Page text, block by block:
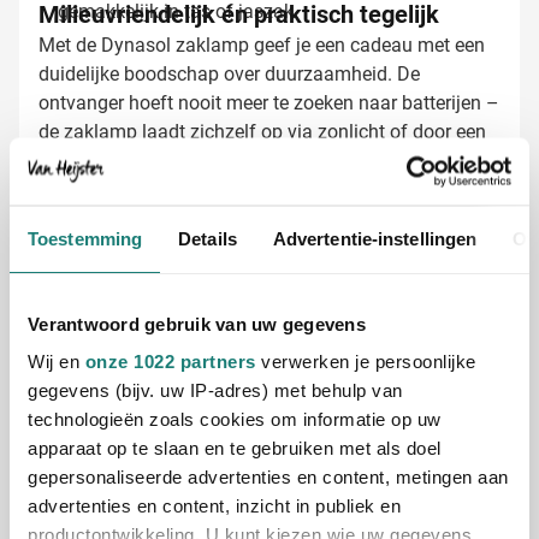
Toestemming Details Advertentie-instellingen
Verantwoord gebruik van uw gegevens
Wij en onze 1022 partners verwerken je persoonlijke
gegevens (bijv. uw IP-adres) met behulp van
technologieën zoals cookies om informatie op uw
apparaat op te slaan en te gebruiken met als doel
gepersonaliseerde advertenties en content, metingen aan
advertenties en content, inzicht in publiek en
productontwikkeling. U kunt kiezen wie uw gegevens
gemakkelijk in tas of jaszak
Milieuvriendelijk én praktisch tegelijk
Met de Dynasol zaklamp geef je een cadeau met een
duidelijke boodschap over duurzaamheid. De
ontvanger hoeft nooit meer te zoeken naar batterijen –
de zaklamp laadt zichzelf op via zonlicht of door een
korte draaibeweging aan de dynamo. De stevige ABS-
behuizing met satijnzilveren afwerking zorgt voor een
meegeleverde polskoord voorkomt bovendien dat de
zaklamp valt tijdens gebruik.
Bij Van Heijster Relatiegeschenken maken we van
jouw Dynasol zaklampen echte blikvangers. Kies uit
Bedrukking met je bedrijfslogo in één of meerdere
kleuren
Een pakkende slogan of boodschap die past bij je
merk
Verschillende namen voor een gepersonaliseerde
touch
Gratis digitaal voorbeeld van je bedrukte
zaklamp